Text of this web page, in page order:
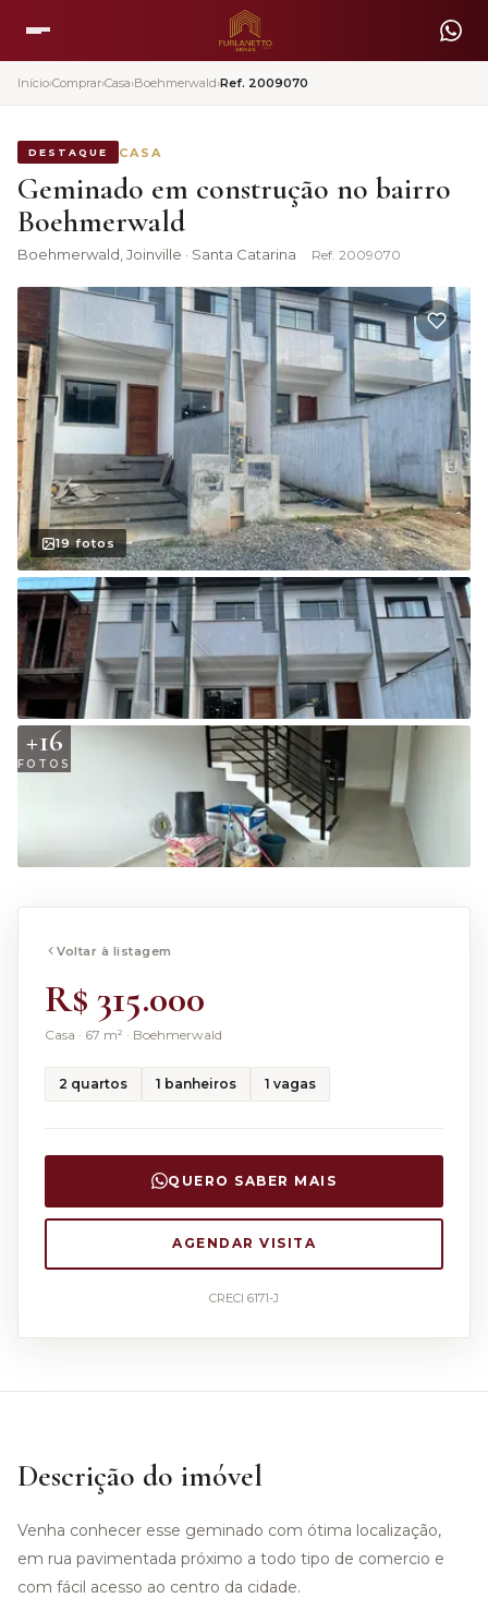
Início›Comprar›Casa›Boehmerwald›Ref. 2009070
DESTAQUE CASA
Geminado em construção no bairro
Boehmerwald
Boehmerwald , Joinville · Santa Catarina Ref. 2009070
19fotos
+16
FOTOS
Voltar à listagem
R$ 315.000
Casa · 67 m² · Boehmerwald
2 quartos 1 banheiros 1 vagas
QUERO SABER MAIS
AGENDAR VISITA
CRECI 6171-J
Descrição do imóvel
Venha conhecer esse geminado com ótima localização,
em rua pavimentada próximo a todo tipo de comercio e
com fácil acesso ao centro da cidade.